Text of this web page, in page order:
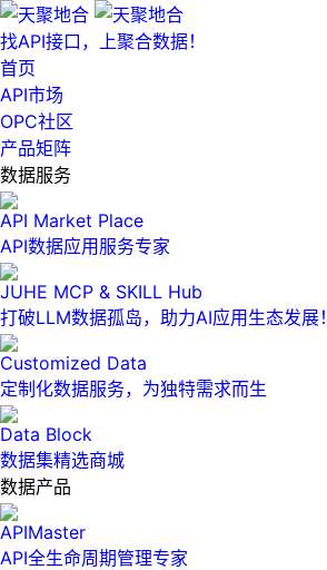
找API接口，上聚合数据！
首页
API市场
OPC社区
产品矩阵
数据服务
API Market Place
API数据应用服务专家
JUHE MCP & SKILL Hub
打破LLM数据孤岛，助力AI应用生态发展！
Customized Data
定制化数据服务，为独特需求而生
Data Block
数据集精选商城
数据产品
APIMaster
API全生命周期管理专家